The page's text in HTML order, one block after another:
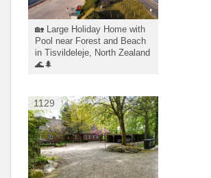
🏡 Large Holiday Home with
Pool near Forest and Beach
in Tisvildeleje, North Zealand
🌊🌲
1129